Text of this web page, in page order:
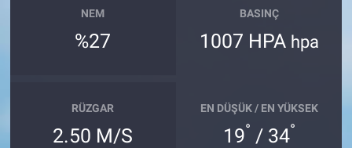
NEM
%27
BASINÇ
1007 HPA hpa
RÜZGAR
2.50 M/S
EN DÜŞÜK / EN YÜKSEK
19° / 34°